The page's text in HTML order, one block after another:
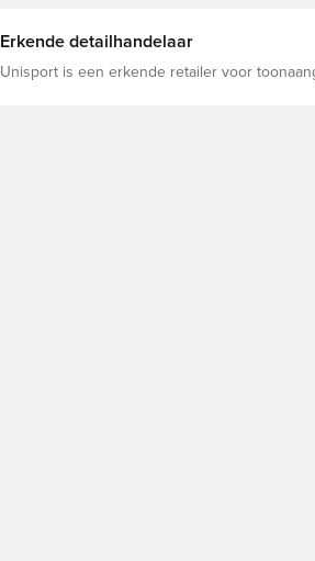
Erkende detailhandelaar
Unisport is een erkende retailer voor